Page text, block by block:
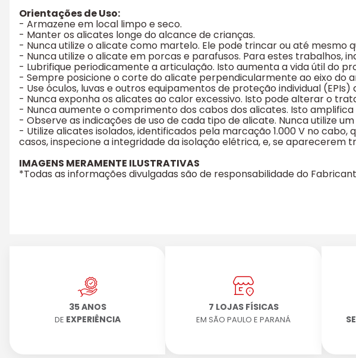
Orientações de Uso:
- Armazene em local limpo e seco.
- Manter os alicates longe do alcance de crianças.
- Nunca utilize o alicate como martelo. Ele pode trincar ou até mesmo
- Nunca utilize o alicate em porcas e parafusos. Para estes trabalhos,
- Lubrifique periodicamente a articulação. Isto aumenta a vida útil do
- Sempre posicione o corte do alicate perpendicularmente ao eixo do
- Use óculos, luvas e outros equipamentos de proteção individual
- Nunca exponha os alicates ao calor excessivo. Isto pode alterar o
- Nunca aumente o comprimento dos cabos dos alicates. Isto
- Observe as indicações de uso de cada tipo de alicate. Nunca utilize
- Utilize alicates isolados, identificados pela marcação 1.000 V no
casos, inspecione a integridade da isolação elétrica, e, se aparecerem
IMAGENS MERAMENTE ILUSTRATIVAS
*Todas as informações divulgadas são de responsabilidade do
35 ANOS
DE EXPERIÊNCIA
7 LOJAS FÍSICAS
EM SÃO PAULO E PARANÁ